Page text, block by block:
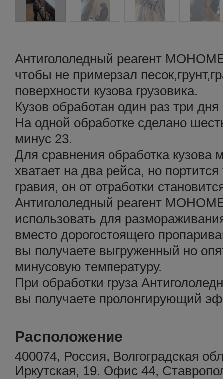
Антигололедный реагент
чтобы не примерзал
поверхности кузова грузовика.
Кузов обработан один раз три дня
На одной обработке сделано
минус 23.
Для сравнения обработка кузова
хватает на два рейса, но
гравия, он от отработки
Антигололедный реагент
использовать для
вместо дорогостоящего
вы получаете выгруженный но
минусовую температуру.
При обработки груза
вы получаете пролонгирующий
Расположение
400074, Россия, Волгоградская
Иркутская, 19. Офис 44,